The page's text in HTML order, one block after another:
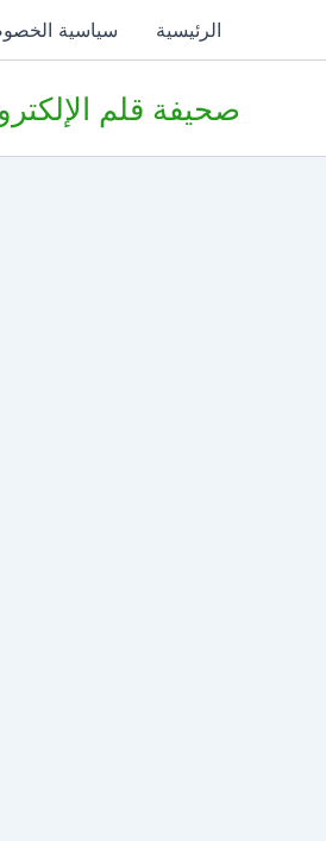
الرئيسية سياسية
صحيفة قلم